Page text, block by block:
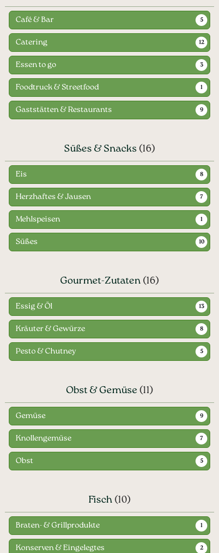
Café & Bar 5
Catering 12
Essen to go 3
Foodtruck & Streetfood 1
Gaststätten & Restaurants 9
Süßes & Snacks (16)
Eis 8
Herzhaftes & Jausen 7
Mehlspeisen 1
Süßes 10
Gourmet-Zutaten (16)
Essig & Öl 13
Kräuter & Gewürze 8
Pesto & Chutney 5
Obst & Gemüse (11)
Gemüse 9
Knollengemüse 7
Obst 5
Fisch (10)
Braten- & Grillprodukte 1
Konserven & Eingelegtes 2